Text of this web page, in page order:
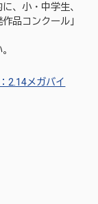
、小・中学生、
品コンクール」
2.14メガバイ